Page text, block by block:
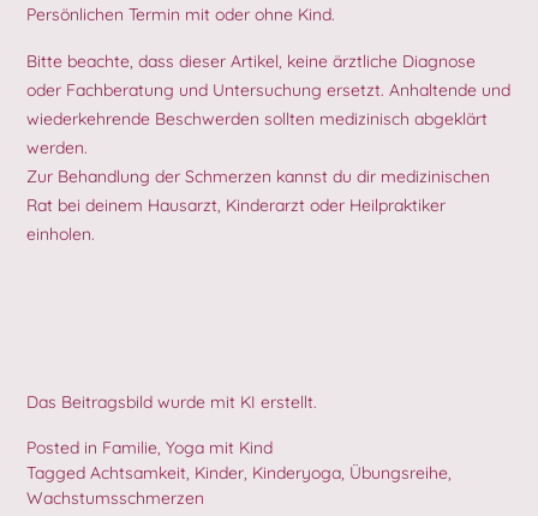
Persönlichen Termin mit oder ohne Kind.
Bitte beachte, dass dieser Artikel, keine ärztliche Diagnose
oder Fachberatung und Untersuchung ersetzt. Anhaltende und
wiederkehrende Beschwerden sollten medizinisch abgeklärt
werden.
Zur Behandlung der Schmerzen kannst du dir medizinischen
Rat bei deinem Hausarzt, Kinderarzt oder Heilpraktiker
einholen.
Das Beitragsbild wurde mit KI erstellt.
Posted in Familie, Yoga mit Kind
Tagged Achtsamkeit, Kinder, Kinderyoga, Übungsreihe,
Wachstumsschmerzen